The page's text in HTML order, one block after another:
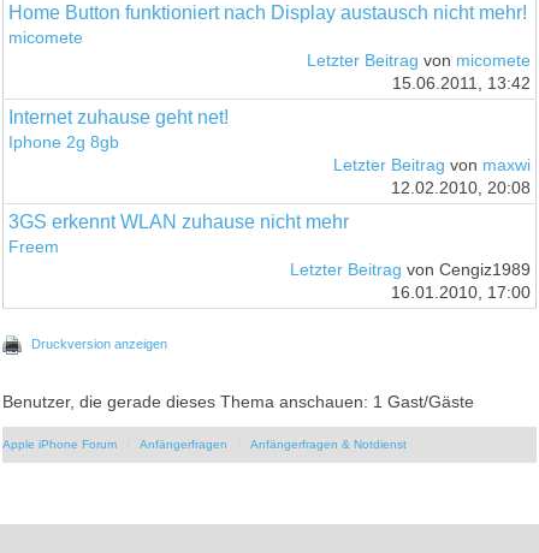
Home Button funktioniert nach Display austausch nicht mehr!
micomete
Letzter Beitrag von micomete
15.06.2011, 13:42
Internet zuhause geht net!
Iphone 2g 8gb
Letzter Beitrag von maxwi
12.02.2010, 20:08
3GS erkennt WLAN zuhause nicht mehr
Freem
Letzter Beitrag von Cengiz1989
16.01.2010, 17:00
Druckversion anzeigen
Benutzer, die gerade dieses Thema anschauen: 1 Gast/Gäste
Apple iPhone Forum Anfängerfragen Anfängerfragen & Notdienst